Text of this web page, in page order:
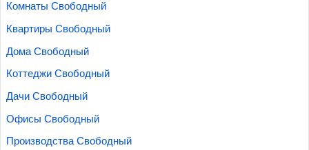
Комнаты Свободный
Квартиры Свободный
Дома Свободный
Коттеджи Свободный
Дачи Свободный
Офисы Свободный
Производства Свободный